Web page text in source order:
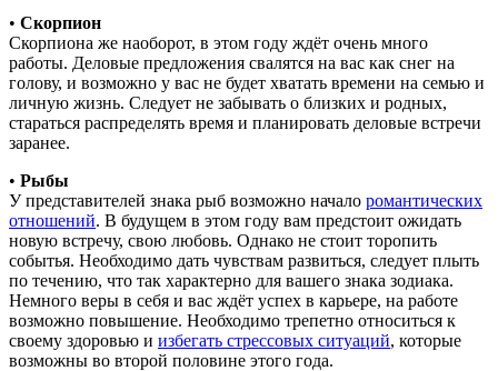
• Скорпион
Скорпиона же наоборот, в этом году ждёт очень много
работы. Деловые предложения свалятся на вас как снег на
голову, и возможно у вас не будет хватать времени на семью и
личную жизнь. Следует не забывать о близких и родных,
стараться распределять время и планировать деловые встречи
заранее.
• Рыбы
У представителей знака рыб возможно начало романтических
отношений. В будущем в этом году вам предстоит ожидать
новую встречу, свою любовь. Однако не стоит торопить
событья. Необходимо дать чувствам развиться, следует плыть
по течению, что так характерно для вашего знака зодиака.
Немного веры в себя и вас ждёт успех в карьере, на работе
возможно повышение. Необходимо трепетно относиться к
своему здоровью и избегать стрессовых ситуаций, которые
возможны во второй половине этого года.